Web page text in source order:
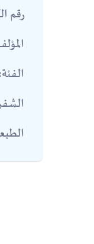
رقم
الفئة: